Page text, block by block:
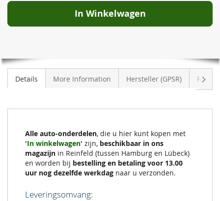
In Winkelwagen
Details More Information Hersteller (GPSR)
Alle auto-onderdelen, die u hier kunt kopen met
'In winkelwagen' zijn, beschikbaar in ons
magazijn in Reinfeld (tussen Hamburg en Lübeck)
en worden bij bestelling en betaling voor 13.00
uur nog dezelfde werkdag naar u verzonden.
Leveringsomvang: